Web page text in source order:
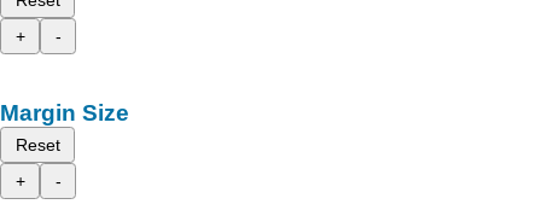
+
-
Margin Size
Reset
+
-